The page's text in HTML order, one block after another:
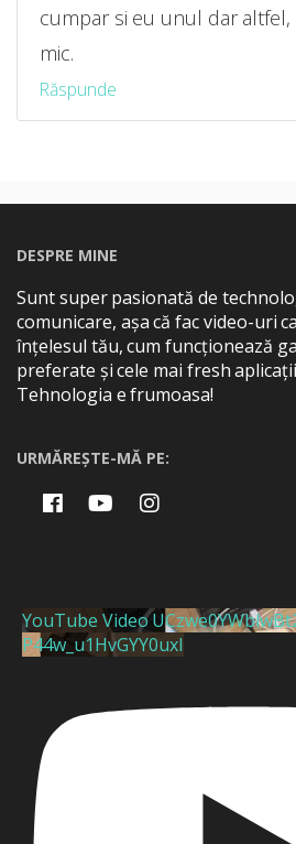
cumpar si eu unul dar
mic.
Răspunde
DESPRE MINE
Sunt super pasionată de
comunicare, așa că fac video-uri
înțelesul tău, cum funcționează
preferate și cele mai fresh aplicații
Tehnologia e frumoasa!
URMĂREȘTE-MĂ PE:
YouTube Video
P44w_u1HvGYY0uxI